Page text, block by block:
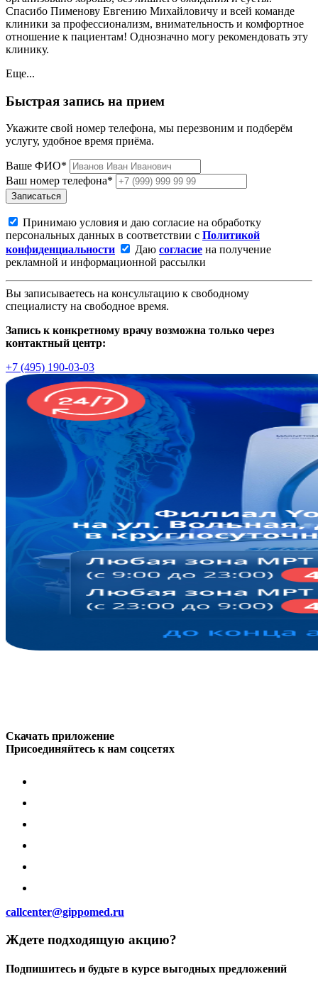
Спасибо Пименову Евгению Михайловичу и всей команде
клиники за профессионализм, внимательность и комфортное
отношение к пациентам! Однозначно могу рекомендовать эту
клинику.
Еще...
Быстрая запись на прием
Укажите свой номер телефона, мы перезвоним и подберём
услугу, удобное время приёма.
Ваше ФИО*
Ваш номер телефона*
Записаться
Принимаю условия и даю согласие на обработку
персональных данных в соответствии с Политикой
конфиденциальности
Даю согласие на получение
рекламной и информационной рассылки
Вы записываетесь на консультацию к свободному
специалисту на свободное время.
Запись к конкретному врачу возможна только через
контактный центр:
+7 (495) 190-03-03
Скачать приложение
Присоединяйтесь к нам соцсетях
callcenter@gippomed.ru
Ждете подходящую акцию?
Подпишитесь и будьте в курсе выгодных предложений